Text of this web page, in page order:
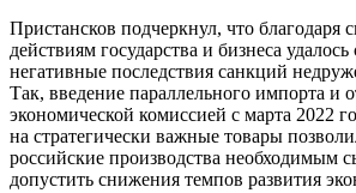
Пристансков подчеркнул, что благодаря
действиям государства и бизнеса удалось
негативные последствия санкций
Так, введение параллельного импорта и
экономической комиссией с марта 2022
на стратегически важные товары
российские производства необходимым
допустить снижения темпов развития